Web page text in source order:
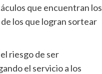
que encuentran los
los que logran sortear
riesgo de ser
el servicio a los